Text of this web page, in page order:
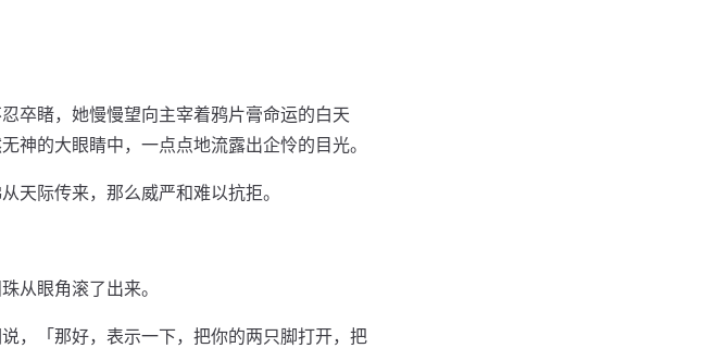
卒睹，她慢慢望向主宰着鸦片膏命运的白天
神的大眼睛中，一点点地流露出企怜的目光。
天际传来，那么威严和难以抗拒。
从眼角滚了出来。
，「那好，表示一下，把你的两只脚打开，把